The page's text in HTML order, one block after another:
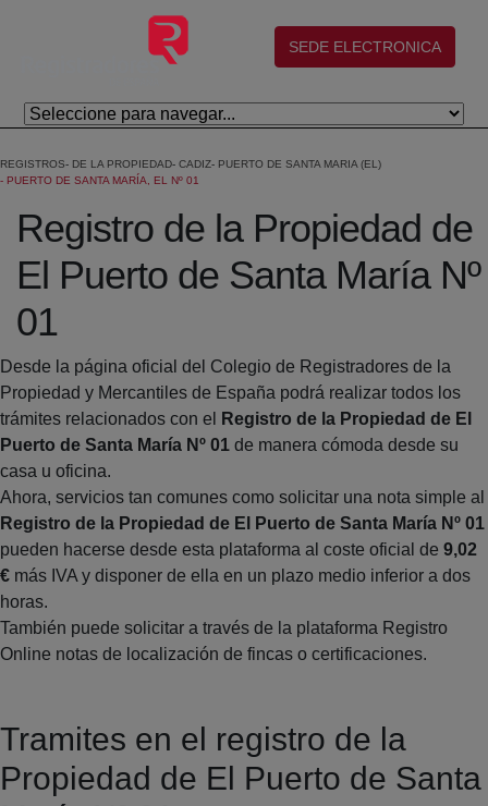
Skip to Main Content
(abre en nueva ventana)
SEDE ELECTRONICA
REGISTROS DE LA PROPIEDAD CADIZ
PUERTO DE SANTA MARIA (EL)
PUERTO DE SANTA MARÍA, EL Nº 01
Registro de la Propiedad de
El Puerto de Santa María Nº
01
Desde la página oficial del Colegio de Registradores de la
Propiedad y Mercantiles de España podrá realizar todos los
trámites relacionados con el
Registro de la Propiedad de El
Puerto de Santa María Nº 01 de manera cómoda desde su
casa u oficina.
Ahora, servicios tan comunes como solicitar una nota simple al
Registro de la Propiedad de El Puerto de Santa María Nº 01
pueden hacerse desde esta plataforma al coste oficial de 9,02
€ más IVA y disponer de ella en un plazo medio inferior a dos
horas.
También puede solicitar a través de la plataforma Registro
Online notas de localización de fincas o certificaciones.
Tramites en el registro de la
Propiedad de El Puerto de Santa